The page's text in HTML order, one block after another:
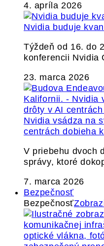
4. apríla 2026
Nvidia buduje
Týždeň od 16. do
konferencii Nvidia
23. marca 2026
Nvidia vsádza na
centrách dobieha
V priebehu dvoch
správy, ktoré
7. marca 2026
Bezpečnosť
Bezpečnosť